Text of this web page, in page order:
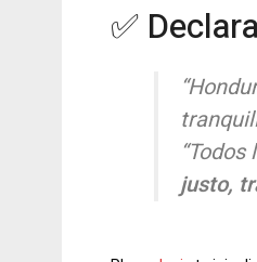
✅
justo,